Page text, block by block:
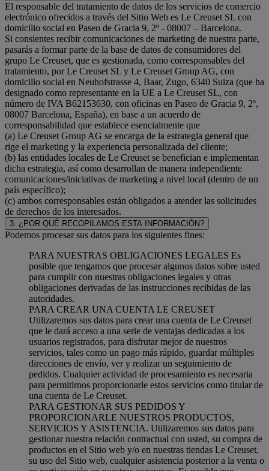
El responsable del tratamiento de datos de los servicios de comercio
electrónico ofrecidos a través del Sitio Web es Le Creuset SL con
domicilio social en Paseo de Gracia 9, 2º - 08007 – Barcelona.
Si consientes recibir comunicaciones de marketing de nuestra parte,
pasarás a formar parte de la base de datos de consumidores del
grupo Le Creuset, que es gestionada, como corresponsables del
tratamiento, por Le Creuset SL y Le Creuset Group AG, con
domicilio social en Neuhofstrasse 4, Baar, Zugo, 6340 Suiza (que ha
designado como representante en la UE a Le Creuset SL, con
número de IVA B62153630, con oficinas en Paseo de Gracia 9, 2º,
08007 Barcelona, España), en base a un acuerdo de
corresponsabilidad que establece esencialmente que
(a) Le Creuset Group AG se encarga de la estrategia general que
rige el marketing y la experiencia personalizada del cliente;
(b) las entidades locales de Le Creuset se benefician e implementan
dicha estrategia, así como desarrollan de manera independiente
comunicaciones/iniciativas de marketing a nivel local (dentro de un
país específico);
(c) ambos corresponsables están obligados a atender las solicitudes
de derechos de los interesados.
3. ¿POR QUÉ RECOPILAMOS ESTA INFORMACIÓN?
Podemos procesar sus datos para los siguientes fines:
PARA NUESTRAS OBLIGACIONES LEGALES Es
posible que tengamos que procesar algunos datos sobre usted
para cumplir con nuestras obligaciones legales y otras
obligaciones derivadas de las instrucciones recibidas de las
autoridades.
PARA CREAR UNA CUENTA LE CREUSET
Utilizaremos sus datos para crear una cuenta de Le Creuset
que le dará acceso a una serie de ventajas dedicadas a los
usuarios registrados, para disfrutar mejor de nuestros
servicios, tales como un pago más rápido, guardar múltiples
direcciones de envío, ver y realizar un seguimiento de
pedidos. Cualquier actividad de procesamiento es necesaria
para permitirnos proporcionarle estos servicios como titular de
una cuenta de Le Creuset.
PARA GESTIONAR SUS PEDIDOS Y
PROPORCIONARLE NUESTROS PRODUCTOS,
SERVICIOS Y ASISTENCIA. Utilizaremos sus datos para
gestionar nuestra relación contractual con usted, su compra de
productos en el Sitio web y/o en nuestras tiendas Le Creuset,
su uso del Sitio web, cualquier asistencia posterior a la venta o